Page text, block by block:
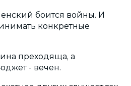
боится войны. И
конкретные
преходяща, а
- вечен.